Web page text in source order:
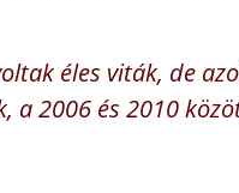
éles viták, de
a 2006 és 2010